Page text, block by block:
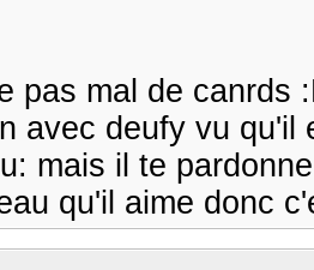
pas mal de canrds
avec deufy vu
mais il te
qu'il aime donc